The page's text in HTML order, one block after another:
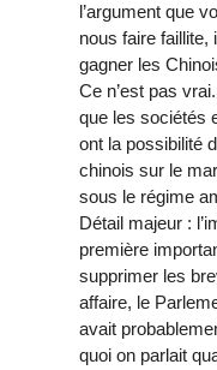
l’argument que
nous faire faillite,
gagner les
Ce n’est pas
que les sociétés
ont la possibilité
chinois sur le
sous le régime
Détail majeur :
première
supprimer les
affaire, le
avait
quoi on parlait